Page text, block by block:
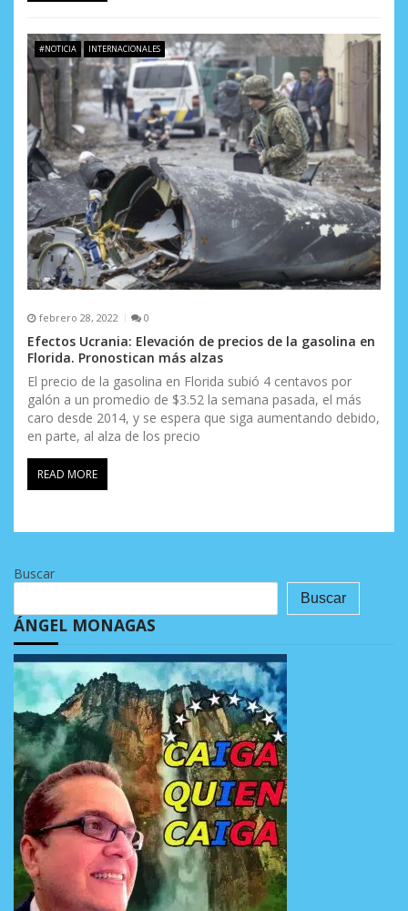
#NOTICIA INTERNACIONALES
febrero 28, 2022 0
Efectos Ucrania: Elevación de precios de la gasolina en
Florida. Pronostican más alzas
El precio de la gasolina en Florida subió 4 centavos por
galón a un promedio de $3.52 la semana pasada, el más
caro desde 2014, y se espera que siga aumentando debido,
en parte, al alza de los precio
READ MORE
Buscar
Buscar
ÁNGEL MONAGAS